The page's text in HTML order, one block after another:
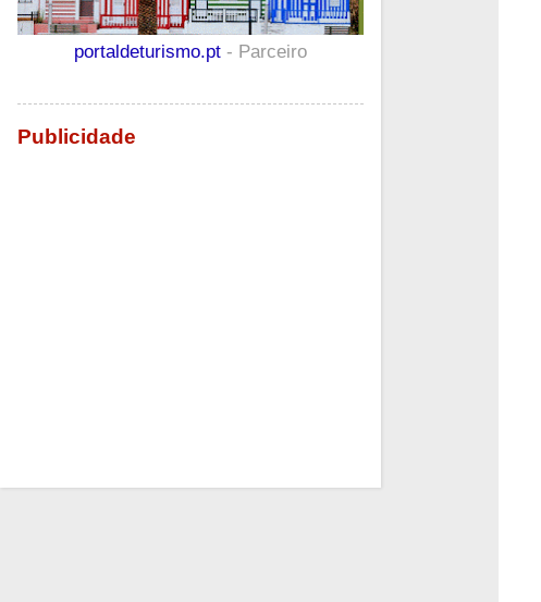
portaldeturismo.pt - Parceiro
Publicidade